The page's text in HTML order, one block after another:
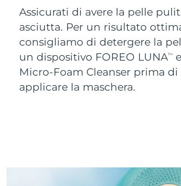
Assicurati di avere la pelle
asciutta. Per un risultato
consigliamo di detergere la
un dispositivo FOREO LUNATM
Micro-Foam Cleanser prima di
applicare la maschera.